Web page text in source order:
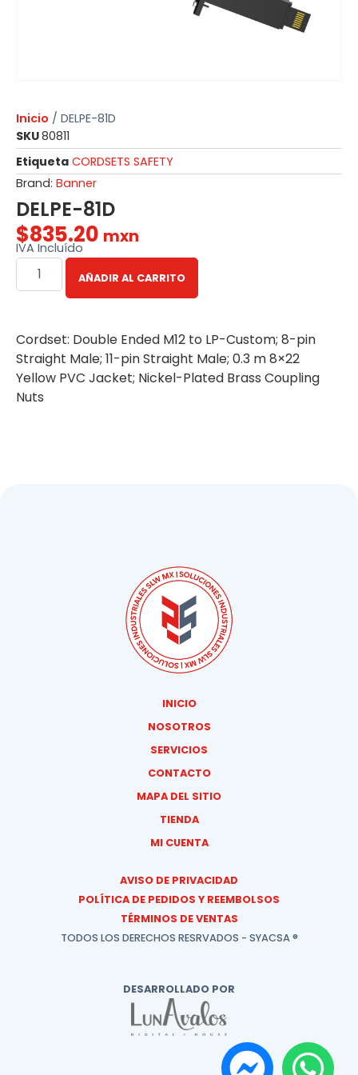
Inicio / DELPE-81D
SKU80811
Etiqueta CORDSETS SAFETY
Brand: Banner
DELPE-81D
$835.20 mxn
IVA Incluído
AÑADIR AL CARRITO
Cordset: Double Ended M12 to LP-Custom; 8-pin
Straight Male; 11-pin Straight Male; 0.3 m 8×22
Yellow PVC Jacket; Nickel-Plated Brass Coupling
Nuts
INICIO
NOSOTROS
SERVICIOS
CONTACTO
MAPA DEL SITIO
TIENDA
MI CUENTA
AVISO DE PRIVACIDAD
POLÍTICA DE PEDIDOS Y REEMBOLSOS
TÉRMINOS DE VENTAS
TODOS LOS DERECHOS RESRVADOS - SYACSA ®
DESARROLLADO POR